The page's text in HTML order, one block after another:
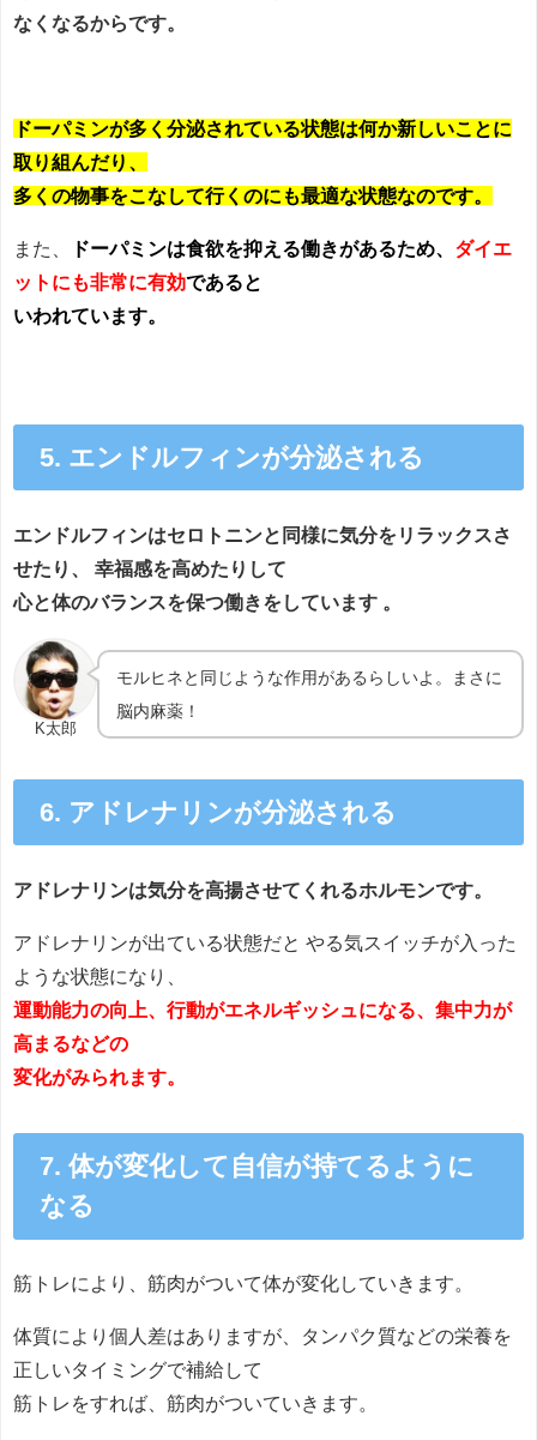
なくなるからです。
ドーパミンが多く分泌されている状態は何か新しいことに
取り組んだり、
多くの物事をこなして行くのにも最適な状態なのです。
また、 ドーパミンは食欲を抑える働きがあるため、 ダイエ
ットにも非常に有効であると
いわれています。
5. エンドルフィンが分泌される
エンドルフィンはセロトニンと同様に気分をリラックスさ
せたり、 幸福感を高めたりして
心と体のバランスを保つ働きをしています 。
K太郎
モルヒネと同じような作用があるらしいよ。まさに
脳内麻薬！
6. アドレナリンが分泌される
アドレナリンは気分を高揚させてくれるホルモンです。
アドレナリンが出ている状態だと やる気スイッチが入った
ような状態になり、
運動能力の向上、行動がエネルギッシュになる、集中力が
高まるなどの
変化がみられます。
7. 体が変化して自信が持てるように
なる
筋トレにより、筋肉がついて体が変化していきます。
体質により個人差はありますが、タンパク質などの栄養を
正しいタイミングで補給して
筋トレをすれば、筋肉がついていきます。